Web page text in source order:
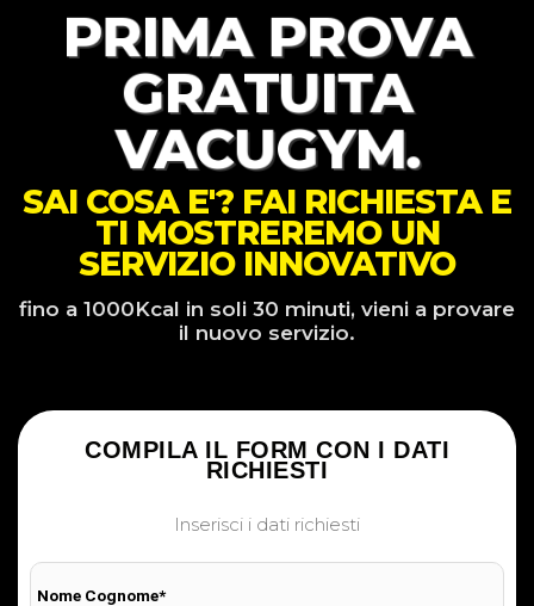
PRIMA PROVA
GRATUITA
VACUGYM.
SAI COSA E'? FAI RICHIESTA E
TI MOSTREREMO UN
SERVIZIO INNOVATIVO
fino a 1000Kcal in soli 30 minuti, vieni a provare
il nuovo servizio.
COMPILA IL FORM CON I DATI
RICHIESTI
Inserisci i dati richiesti
Nome Cognome*